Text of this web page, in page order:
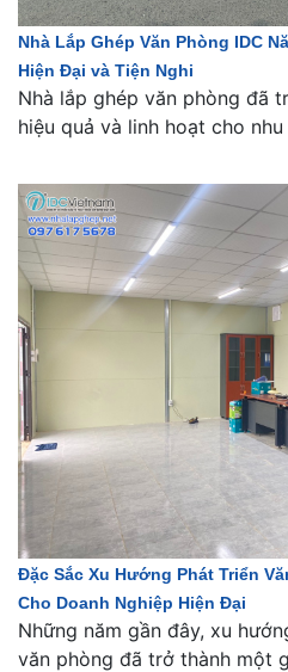
Nhà Lắp Ghép Văn Phòng IDC
Hiện Đại và Tiện Nghi
Nhà lắp ghép văn phòng đã
hiệu quả và linh hoạt cho nhu
Đặc Sắc Xu Hướng Phát Triển
Cho Doanh Nghiệp Hiện Đại
Những năm gần đây, xu
văn phòng đã trở thành một